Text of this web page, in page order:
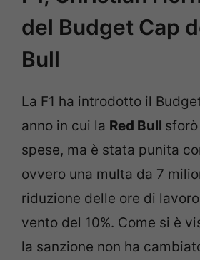
del Budget Cap
Bull
La F1 ha introdotto il
anno in cui la Red Bull
spese, ma è stata punita
ovvero una multa da 7
riduzione delle ore di
vento del 10%. Come si è
la sanzione non ha